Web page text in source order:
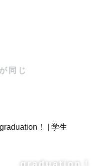
さい！
同じ
graduation！